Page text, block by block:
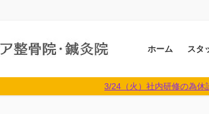
ホーム スタ
3/24（火）社内研修の為休